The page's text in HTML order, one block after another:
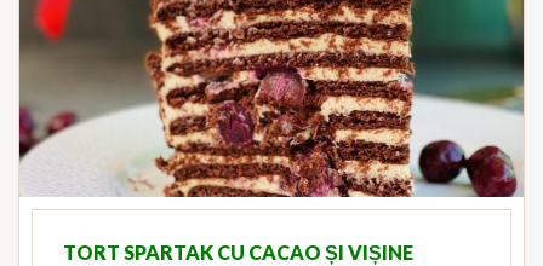
TORT SPARTAK CU CACAO ȘI VIȘINE